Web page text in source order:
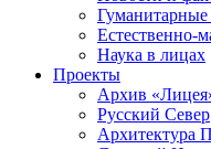
Гуманитарные
Естественно-
Наука в лицах
Проекты
Архив
Русский Север
Архитектура